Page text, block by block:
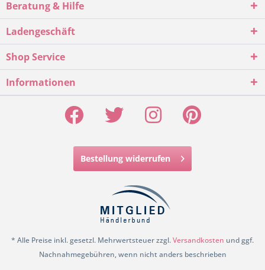
Beratung & Hilfe
Ladengeschäft
Shop Service
Informationen
Bestellung widerrufen
* Alle Preise inkl. gesetzl. Mehrwertsteuer zzgl.Versandkosten und ggf.
Nachnahmegebühren, wenn nicht anders beschrieben